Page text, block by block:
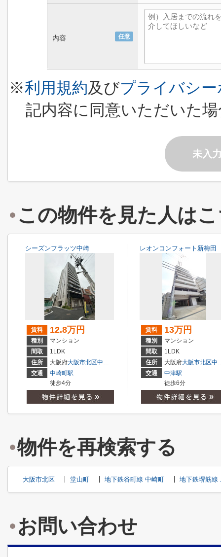
内容 任意
※利用規約及びプライバシ
記内容に同意いただいた
未入
この物件を見た人は
シーズンフラッツ中崎
賃料 12.8万円
種別
マンション
間取
1LDK
住所
大阪府大阪市北区中崎
交通
中崎町駅
徒歩4分
レオンコンフォート新梅田
賃料 13万円
種別
マンション
間取
1LDK
住所
大阪府大阪市北区中津
交通
中津駅
徒歩6分
物件を再検索する
大阪市北区 堂山町 地下鉄谷町線 中崎町 地下鉄堺筋線
お問い合わせ